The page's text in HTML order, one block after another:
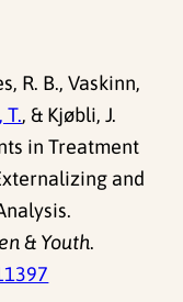
R. B., Vaskinn,
T., & Kjøbli, J.
in Treatment
and
& Youth.